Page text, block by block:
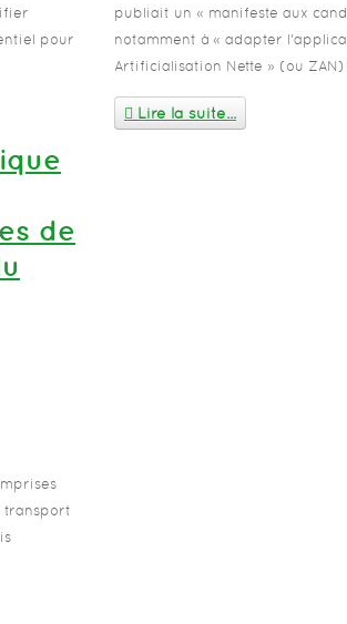
pour
publiait un « manifeste aux
notamment à « adapter
Artificialisation Nette » (ou
Lire la suite...
de
transport